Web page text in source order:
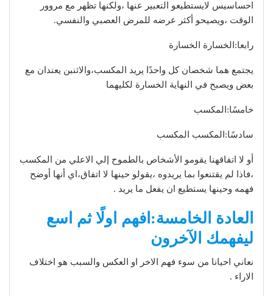
احساسيس لايستطيعو التعبير عنها ،ولكنها تظهر مع مروور
الوقت ،ويصيحو أكثر عرضه للمرض العصبي والنفسي.
رابعا:الخسارة الخسارة
يجتمع هما شخصان كل واحدًا يريد المكسب،والاثنبن يعندان مع
بعض ويصبح في النهاية الخسارة لكليهما
خامسًا:المكسب
سادسًا:المكسب المكسب
أو لا اتفاقهنا يقومو الأشخاص بالطموح إلي الاعلي من المكسب
،فاذا لم يقتنعوا بما يريدوه ،يقولو حينها لا اتفاق،اي أنها أوضح
فهمه وحينها يستطيع ان يفعل ما يريد .
العادة الخامسة:افهم اولًا ثم اسع
ليفهمك الآخرون
نعاني احيانا من سوء فهم الاخر او العكس والسبب هو اختلاف
الاراء .